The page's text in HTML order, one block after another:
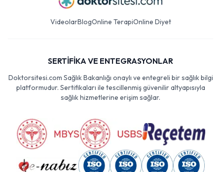
VideolarBlogOnline TerapiOnline Diyet
SERTİFİKA VE ENTEGRASYONLAR
Doktorsitesi.com Sağlık Bakanlığı onaylı ve entegreli bir sağlık bilgi
platformudur. Sertifikaları ile tescillenmiş güvenilir altyapısıyla
sağlık hizmetlerine erişim sağlar.